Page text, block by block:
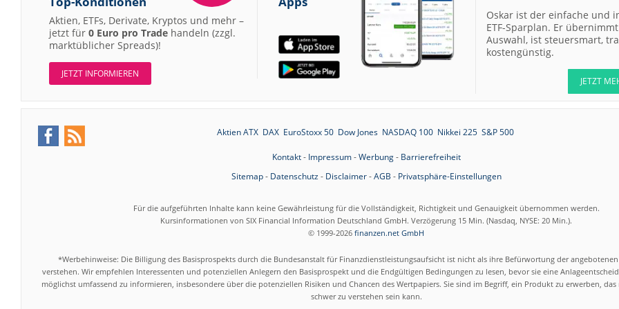
Buy
13:48
QIAGEN Buy
12:56
Market-Perform
Merck Hold
12:55
12:47
Siemens Buy
12:45
Scout24 Buy
Aktien, ETFs, Derivate, Kryptos und mehr –
jetzt für 0 Euro pro Trade handeln (zzgl.
marktüblicher Spreads)!
JETZT INFORMIEREN
Oskar ist der einfache und
ETF-Sparplan. Er übernimmt
Auswahl, ist steuersmart,
kostengünstig.
JETZT
Aktien ATX DAX EuroStoxx 50 Dow Jones NASDAQ 100 Nikkei 225 S&P 500
Kontakt- Impressum-Werbung- Barrierefreiheit
Sitemap- Datenschutz- Disclaimer-AGB - Privatsphäre-Einstellungen
Für die aufgeführten Inhalte kann keine Gewährleistung für die Vollständigkeit, Richtigkeit und Genauigkeit übernommen werden.
Kursinformationen von SIX Financial Information Deutschland GmbH. Verzögerung 15 Min. (Nasdaq, NYSE: 20 Min.).
© 1999-2026 finanzen.net GmbH
*Werbehinweise: Die Billigung des Basisprospekts durch die Bundesanstalt für Finanzdienstleistungsaufsicht ist nicht als ihre Befürwortung der
verstehen. Wir empfehlen Interessenten und potenziellen Anlegern den Basisprospekt und die Endgültigen Bedingungen zu lesen, bevor sie eine
möglichst umfassend zu informieren, insbesondere über die potenziellen Risiken und Chancen des Wertpapiers. Sie sind im Begriff, ein Produkt zu erwerben,
schwer zu verstehen sein kann.